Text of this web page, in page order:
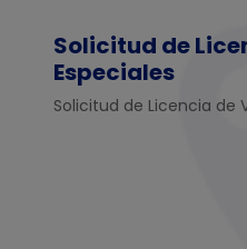
Solicitud de
Especiales
Solicitud de Licencia de